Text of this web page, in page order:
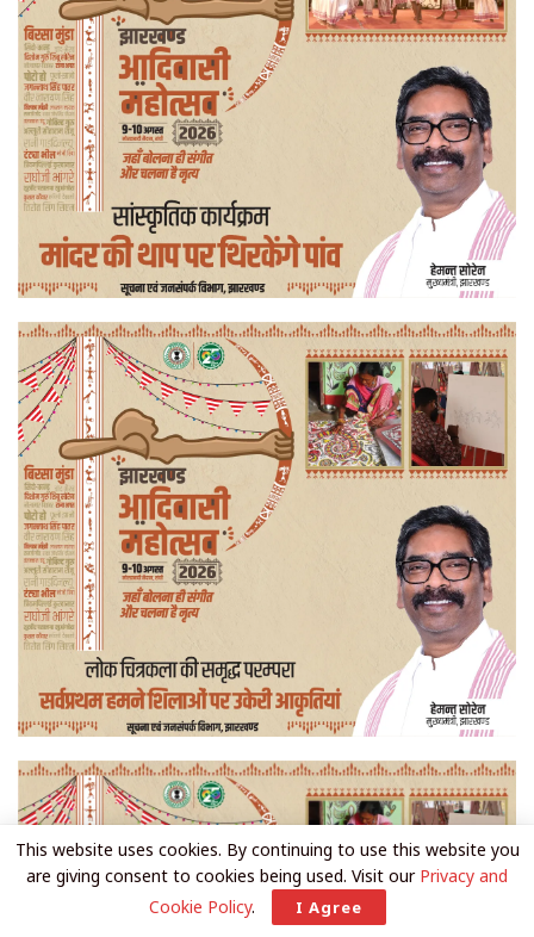
This website uses cookies. By continuing to use this website you
are giving consent to cookies being used. Visit our Privacy and
Cookie Policy. I Agree